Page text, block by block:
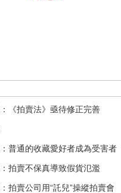
《拍賣法》亟待修正完善
普通的收藏愛好者成為受害者
拍賣不保真導致假貨氾濫
拍賣公司用“託兒”操縱拍賣會